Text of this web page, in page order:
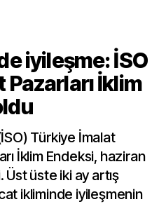
iyileşme: İSO
İklim
Türkiye İmalat
İklim Endeksi, haziran
üste iki ay artış
ikliminde iyileşmenin